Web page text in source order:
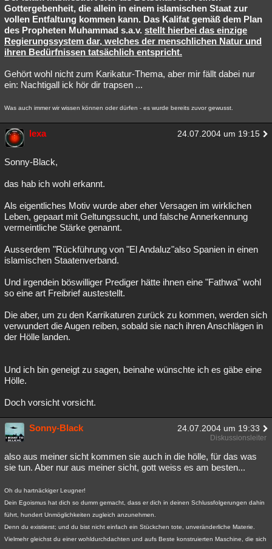
Gottergebenheit, die allein in einem islamischen Staat zur
vollen Entfaltung kommen kann. Das Kalifat gemäß dem Plan
des Propheten Muhammad s.a.v. stellt hierbei das einzige
Regierungssystem dar, welches der menschlichen Natur und
ihren Bedürfnissen tatsächlich entspricht.
Gehört wohl nicht zum Karikatur-Thema, aber mir fällt dabei nur
ein: Nachtigall ick hör dir trapsen ...
Was auch immer wir wissen können oder dürfen - es wurde bereits zuvor gewusst.
lexa 24.07.2004 um 19:15
Sonny-Black,
das hab ich wohl erkannt.
Als eigentliches Motiv wurde aber eher Versagen im wirklichen
Leben, gepaart mit Geltungssucht, und falsche Annerkennung
vermeintliche Stärke genannt.
Ausserdem "Rückführung von "El Andaluz"also Spanien in einen
islamischen Staatenverband.
Und irgendein böswilliger Prediger hätte ihnen eine "Fathwa" wohl
so eine art Freibrief austestellt.
Die aber, um zu den Karrikaturen zurück zu kommen, werden sich
verwundert die Augen reiben, sobald sie nach ihren Anschlägen in
der Hölle landen.
Und ich bin geneigt zu sagen, beinahe wünschte ich es gäbe eine
Hölle.
Doch vorsicht vorsicht.
Sonny-Black 24.07.2004 um 19:33
Diskussionsleiter
also aus meiner sicht kommen sie auch in die hölle, für das was
sie tun. Aber nur aus meiner sicht, gott weiss es am besten...
Oh du hartnäckiger Leugner!
Dein Egoismus hat dich so dumm gemacht, dass er dich in deinen Schlussfolgerungen dahin
führt, hundert Unmöglichkeiten zugleich anzunehmen.
Denn du existierst; und du bist nicht einfach ein Stückchen tote, unveränderliche Materie.
Vielmehr gleichst du einer wohldurchdachten und aufs Beste konstruierten Maschine, die sich